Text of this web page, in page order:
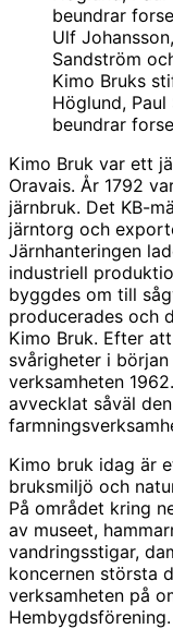
Ulf
Sandström
Kimo Bruks
Höglund,
beundrar
Kimo Bruk var ett
Oravais. År 1792
järnbruk. Det KB-
järntorg och
Järnhanteringen
industriell
byggdes om till
producerades och
Kimo Bruk. Efter
svårigheter i
verksamheten
avvecklat såväl
Kimo bruk idag är
bruksmiljö och
På området kring
av museet,
vandringsstigar,
koncernen största
verksamheten på
Hembygdsförening.